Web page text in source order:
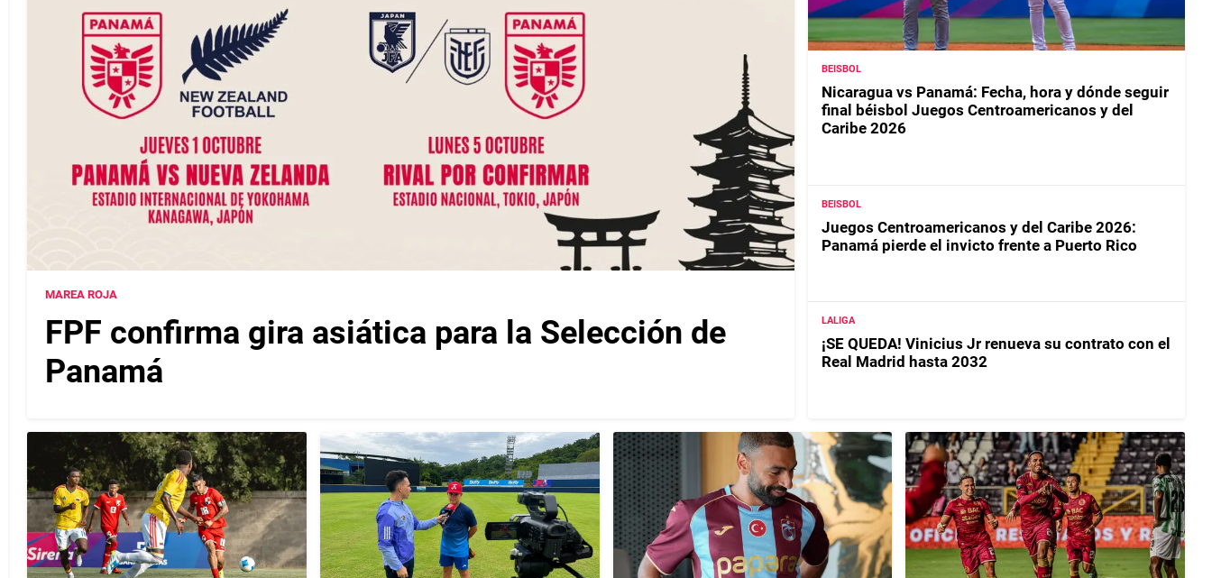
MAREA ROJA
FPF confirma gira asiática para la Selección de
Panamá
BEISBOL
Nicaragua vs Panamá: Fecha, hora y dónde seguir
final béisbol Juegos Centroamericanos y del
Caribe 2026
BEISBOL
Juegos Centroamericanos y del Caribe 2026:
Panamá pierde el invicto frente a Puerto Rico
LALIGA
¡SE QUEDA! Vinicius Jr renueva su contrato con el
Real Madrid hasta 2032